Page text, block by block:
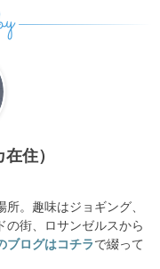
住）
。趣味はジョギング、
の街、ロサンゼルスから
ブログはコチラ で綴って